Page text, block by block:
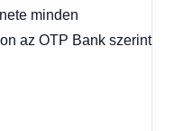
minden
az OTP Bank szerint